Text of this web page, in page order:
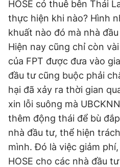
HOSE có thuê bên Thái
thực hiện khi nào? Hình
khuất nào đó mà nhà
Hiện nay cũng chỉ còn
của FPT được đưa vào
đầu tư cũng buộc phải
hại đã xảy ra thời gian
xin lỗi suông mà
thêm động thái để bù
nhà đầu tư, thể hiện
mình. Đó là việc giảm
HOSE cho các nhà đầu